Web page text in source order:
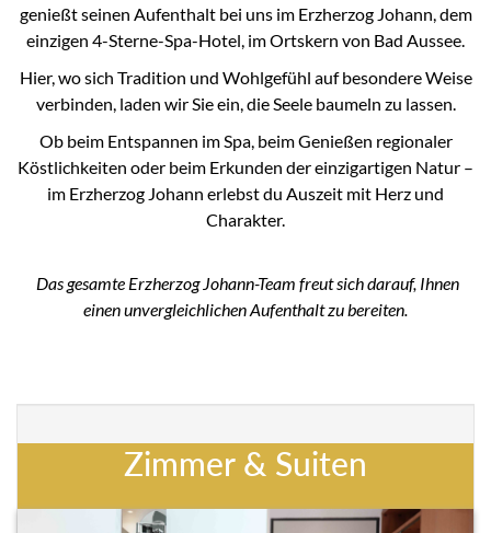
genießt seinen Aufenthalt bei uns im Erzherzog Johann, dem
einzigen 4-Sterne-Spa-Hotel, im Ortskern von Bad Aussee.
Hier, wo sich Tradition und Wohlgefühl auf besondere Weise
verbinden, laden wir Sie ein, die Seele baumeln zu lassen.
Ob beim Entspannen im Spa, beim Genießen regionaler
Köstlichkeiten oder beim Erkunden der einzigartigen Natur –
im Erzherzog Johann erlebst du Auszeit mit Herz und
Charakter.
Das gesamte Erzherzog Johann-Team freut sich darauf, Ihnen
einen unvergleichlichen Aufenthalt zu bereiten.
Zimmer & Suiten